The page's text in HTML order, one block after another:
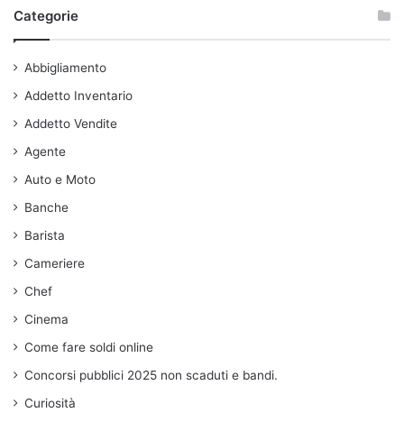
Categorie
Abbigliamento
Addetto Inventario
Addetto Vendite
Agente
Auto e Moto
Banche
Barista
Cameriere
Chef
Cinema
Come fare soldi online
Concorsi pubblici 2025 non scaduti e bandi.
Curiosità